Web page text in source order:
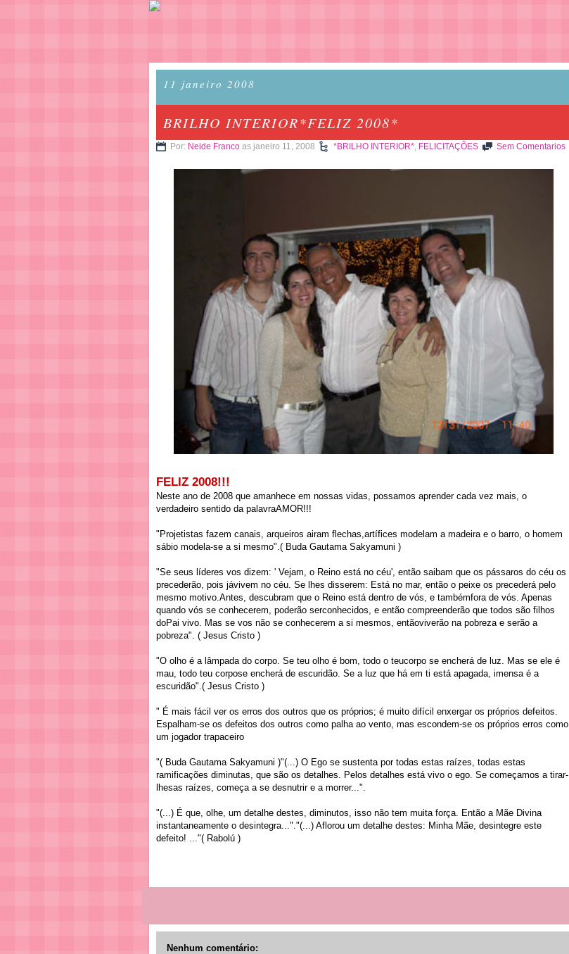
11 janeiro 2008
BRILHO INTERIOR*FELIZ 2008*
Por: Neide Franco as janeiro 11, 2008 *BRILHO INTERIOR*, FELICITAÇÕES Sem Comentarios
FELIZ 2008!!!
Neste ano de 2008 que amanhece em nossas vidas, possamos aprender cada vez mais, o
verdadeiro sentido da palavraAMOR!!!
"Projetistas fazem canais, arqueiros airam flechas,artífices modelam a madeira e o barro, o homem
sábio modela-se a si mesmo".( Buda Gautama Sakyamuni )
"Se seus líderes vos dizem: ' Vejam, o Reino está no céu', então saibam que os pássaros do céu os
precederão, pois jávivem no céu. Se lhes disserem: Está no mar, então o peixe os precederá pelo
mesmo motivo.Antes, descubram que o Reino está dentro de vós, e tambémfora de vós. Apenas
quando vós se conhecerem, poderão serconhecidos, e então compreenderão que todos são filhos
doPai vivo. Mas se vos não se conhecerem a si mesmos, entãoviverão na pobreza e serão a
pobreza". ( Jesus Cristo )
"O olho é a lâmpada do corpo. Se teu olho é bom, todo o teucorpo se encherá de luz. Mas se ele é
mau, todo teu corpose encherá de escuridão. Se a luz que há em ti está apagada, imensa é a
escuridão".( Jesus Cristo )
" É mais fácil ver os erros dos outros que os próprios; é muito difícil enxergar os próprios defeitos.
Espalham-se os defeitos dos outros como palha ao vento, mas escondem-se os próprios erros como
um jogador trapaceiro
"( Buda Gautama Sakyamuni )"(...) O Ego se sustenta por todas estas raízes, todas estas
ramificações diminutas, que são os detalhes. Pelos detalhes está vivo o ego. Se começamos a tirar-
lhesas raízes, começa a se desnutrir e a morrer...".
"(...) É que, olhe, um detalhe destes, diminutos, isso não tem muita força. Então a Mãe Divina
instantaneamente o desintegra..."."(...) Aflorou um detalhe destes: Minha Mãe, desintegre este
defeito! ..."( Rabolú )
Nenhum comentário: